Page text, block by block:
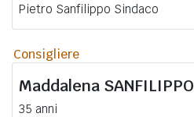
Pietro Sanfilippo Sindaco
Consigliere
Maddalena SANFILIPPO
35 anni